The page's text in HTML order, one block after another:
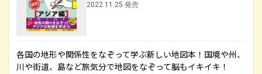
2022.11.25 発売
各国の地形や関係性をなぞって学ぶ新しい地図本！国境や州、
川や街道、島など旅気分で地図をなぞって脳もイキイキ！